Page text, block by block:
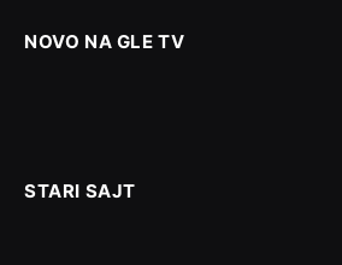
NOVO NA GLE TV
STARI SAJT